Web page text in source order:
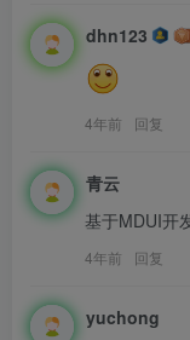
dhn123
4年前 回复
青云
基于MDUI开
4年前 回复
yuchong